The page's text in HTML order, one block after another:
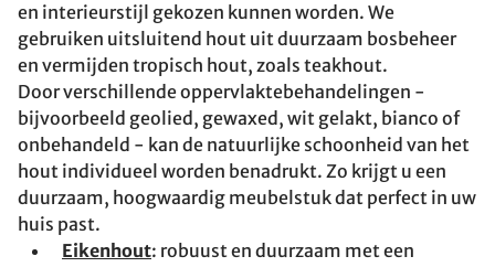
en interieurstijl gekozen kunnen worden. We
gebruiken uitsluitend hout uit duurzaam bosbeheer
en vermijden tropisch hout, zoals teakhout.
Door verschillende oppervlaktebehandelingen -
bijvoorbeeld geolied, gewaxed, wit gelakt, bianco of
onbehandeld - kan de natuurlijke schoonheid van het
hout individueel worden benadrukt. Zo krijgt u een
duurzaam, hoogwaardig meubelstuk dat perfect in uw
huis past.
Eikenhout: robuust en duurzaam met een